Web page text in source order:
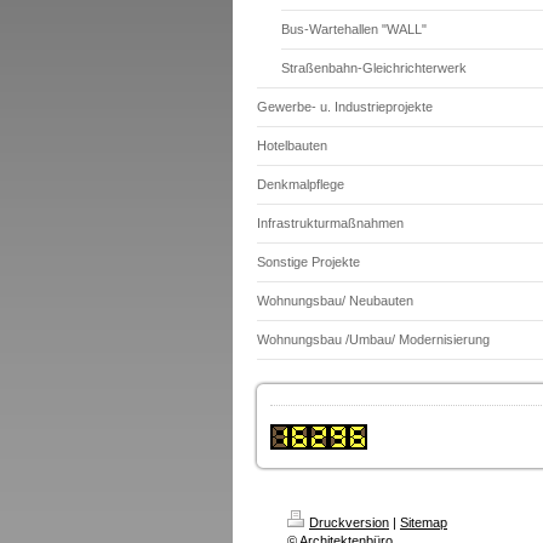
Bus-Wartehallen "WALL"
Straßenbahn-Gleichrichterwerk
Gewerbe- u. Industrieprojekte
Hotelbauten
Denkmalpflege
Infrastrukturmaßnahmen
Sonstige Projekte
Wohnungsbau/ Neubauten
Wohnungsbau /Umbau/ Modernisierung
Druckversion | Sitemap